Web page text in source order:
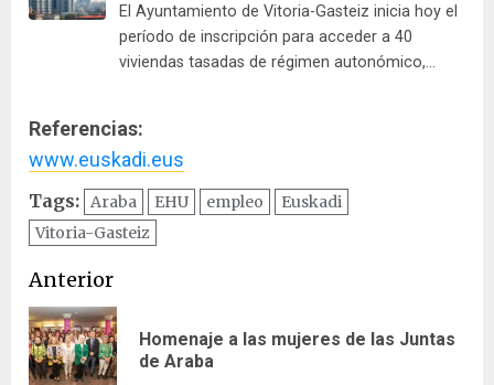
El Ayuntamiento de Vitoria-Gasteiz inicia hoy el
período de inscripción para acceder a 40
viviendas tasadas de régimen autonómico,…
Referencias:
www.euskadi.eus
Tags: Araba EHU empleo
Euskadi
Vitoria-Gasteiz
Navegación
de
entradas
Anterior
Homenaje a las mujeres de las Juntas
de Araba